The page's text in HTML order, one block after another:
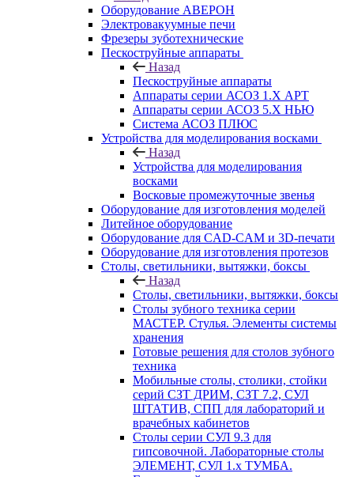
Оборудование АВЕРОН
Электровакуумные печи
Фрезеры зуботехнические
Пескоструйные аппараты
Назад
Пескоструйные аппараты
Аппараты серии АСОЗ 1.Х АРТ
Аппараты серии АСОЗ 5.Х НЬЮ
Система АСОЗ ПЛЮС
Устройства для моделирования восками
Назад
Устройства для моделирования
восками
Восковые промежуточные звенья
Оборудование для изготовления моделей
Литейное оборудование
Оборудование для CAD-CAM и 3D-печати
Оборудование для изготовления протезов
Cтолы, светильники, вытяжки, боксы
Назад
Cтолы, светильники, вытяжки, боксы
Столы зубного техника серии
МАСТЕР. Стулья. Элементы системы
хранения
Готовые решения для столов зубного
техника
Мобильные столы, столики, стойки
серий СЗТ ДРИМ, СЗТ 7.2, СУЛ
ШТАТИВ, СПП для лабораторий и
врачебных кабинетов
Столы серии СУЛ 9.3 для
гипсовочной. Лабораторные столы
ЭЛЕМЕНТ, СУЛ 1.х ТУМБА.